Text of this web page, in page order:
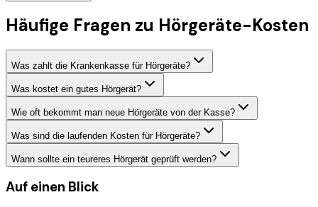
Häufige Fragen zu Hörgeräte-Kosten
Was zahlt die Krankenkasse für Hörgeräte?
Was kostet ein gutes Hörgerät?
Wie oft bekommt man neue Hörgeräte von der Kasse?
Was sind die laufenden Kosten für Hörgeräte?
Wann sollte ein teureres Hörgerät geprüft werden?
Auf einen Blick